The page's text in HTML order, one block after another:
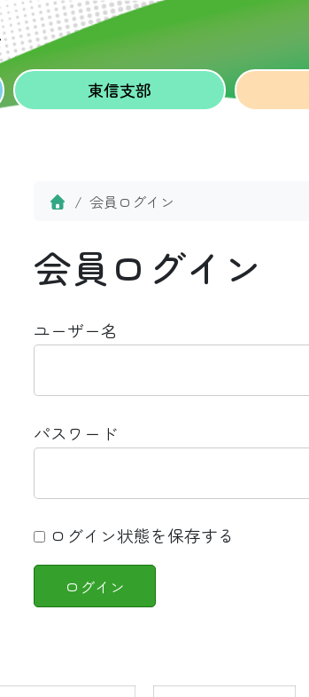
東信支部
Home会員ログイン
会員ログイン
ユーザー名
パスワード
ログイン状態を保存する